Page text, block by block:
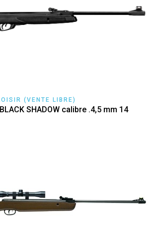
(VENTE LIBRE)
SHADOW calibre .4,5 mm 14